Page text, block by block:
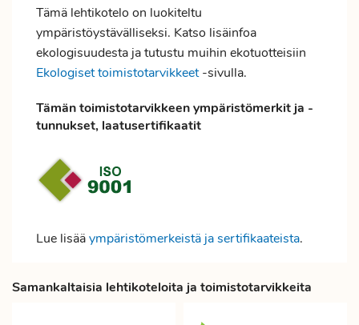
Tämä lehtikotelo on luokiteltu
ympäristöystävälliseksi. Katso lisäinfoa
ekologisuudesta ja tutustu muihin ekotuotteisiin
Ekologiset toimistotarvikkeet-sivulla.
Tämän toimistotarvikkeen ympäristömerkit ja -
tunnukset, laatusertifikaatit
Lue lisääympäristömerkeistä ja sertifikaateista.
Samankaltaisia lehtikoteloita ja toimistotarvikkeita